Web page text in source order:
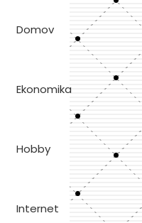
Domov
Ekonomika
Hobby
Internet